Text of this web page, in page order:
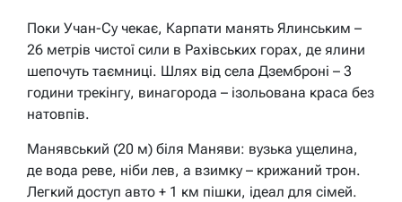
Поки Учан-Су чекає, Карпати манять Ялинським –
26 метрів чистої сили в Рахівських горах, де ялини
шепочуть таємниці. Шлях від села Дземброні – 3
години трекінгу, винагорода – ізольована краса без
натовпів.
Манявський (20 м) біля Маняви: вузька ущелина,
де вода реве, ніби лев, а взимку – крижаний трон.
Легкий доступ авто + 1 км пішки, ідеал для сімей.